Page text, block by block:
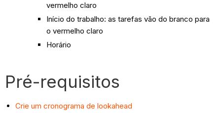
vermelho claro
Início do trabalho: as tarefas vão do branco para
o vermelho claro
Horário
Pré-requisitos
Crie um cronograma de lookahead